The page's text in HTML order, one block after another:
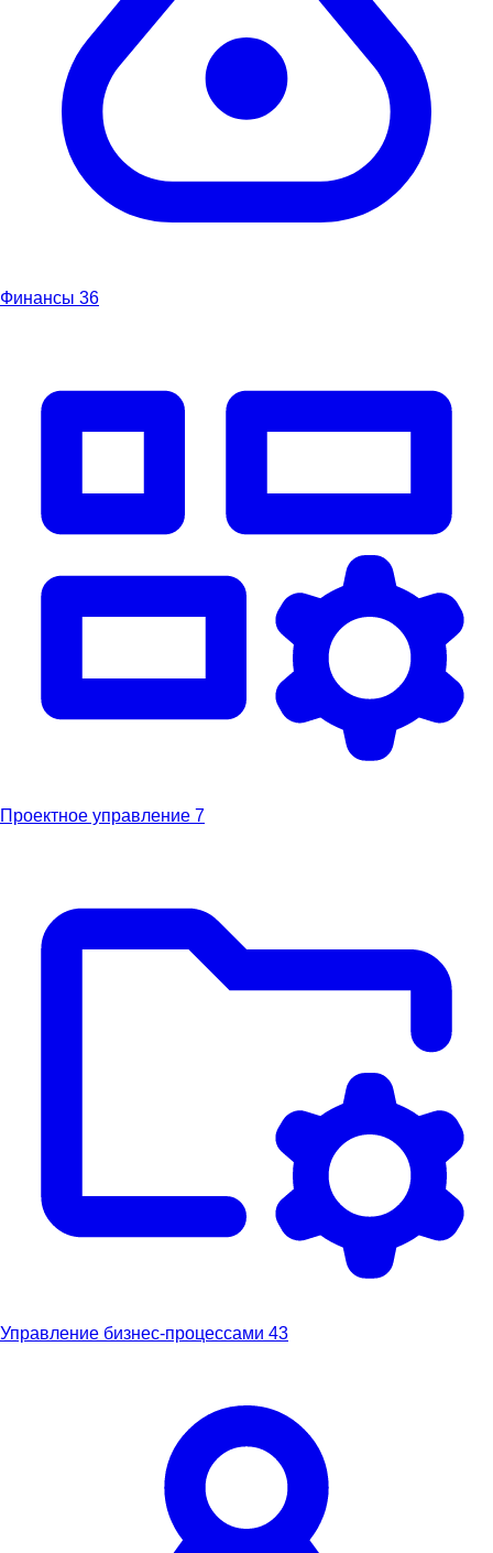
Финансы 36
Проектное управление 7
Управление бизнес-процессами 43